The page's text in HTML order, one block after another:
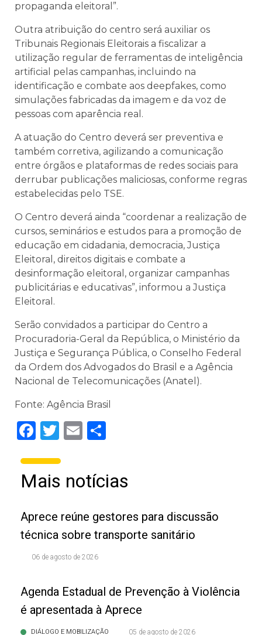
propaganda eleitoral”.
Outra atribuição do centro será auxiliar os
Tribunais Regionais Eleitorais a fiscalizar a
utilização regular de ferramentas de inteligência
artificial pelas campanhas, incluindo na
identificação e combate aos deepfakes, como
simulações fabricadas da imagem e da voz de
pessoas com aparência real.
A atuação do Centro deverá ser preventiva e
também corretiva, agilizando a comunicação
entre órgãos e plataformas de redes sociais para
derrubar publicações maliciosas, conforme regras
estabelecidas pelo TSE.
O Centro deverá ainda “coordenar a realização de
cursos, seminários e estudos para a promoção de
educação em cidadania, democracia, Justiça
Eleitoral, direitos digitais e combate a
desinformação eleitoral, organizar campanhas
publicitárias e educativas”, informou a Justiça
Eleitoral.
Serão convidados a participar do Centro a
Procuradoria-Geral da República, o Ministério da
Justiça e Segurança Pública, o Conselho Federal
da Ordem dos Advogados do Brasil e a Agência
Nacional de Telecomunicações (Anatel).
Fonte: Agência Brasil
Facebook
Twitter
Email
Mais notícias
Aprece reúne gestores para discussão
técnica sobre transporte sanitário
06 de agosto de 2026
Agenda Estadual de Prevenção à Violência
é apresentada à Aprece
DIÁLOGO E MOBILIZAÇÃO 05 de agosto de 2026